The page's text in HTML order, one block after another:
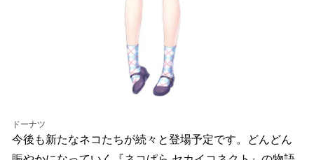
ドーナツ
今後も新たなネコたちが続々と登場予定です。どんどん